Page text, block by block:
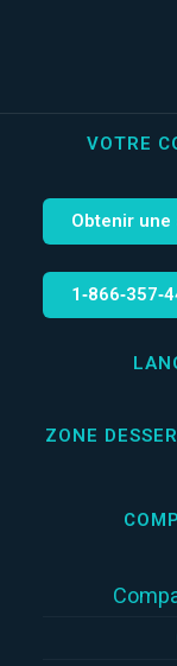
VOTRE
Obtenir une
ZONE